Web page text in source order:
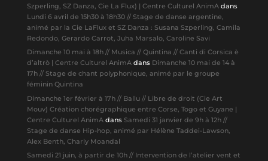
Szperling, SZ Danza, Cie La Flux) | Centre Culturel AnimAdans
Lundi 6 avril de 15h30 à 18h30 // Stage de danse argentine,
animé par la Cie LaFlux et SZ Danza : Susana Szperling, Camila
Redondo, Gerardo Carrot, Juha Marsalo, Caroline Savi
Dimanche 10 mai à 18h // Musica // Quintina // Canti di Corsica è
d’altrò | Centre Culturel AnimAdans Dimanche 10 mai de 14 à
17h // Stage de chant polyphonique, animé par le groupe
féminin Quintina
Dimanche 1er février à 17h // Ballu // Libre de droit (Cie Art
Mouv) Création chorégraphique entre Corse, Togo et Guyane |
Centre Culturel AnimAdans Samedi 31 janvier de 9h à 12h //
Stage de danse Hip-hop, animé par Hélène Taddei-Lawson,
Alex Benth, Charly Moandal
Samedi 21 juin, à partir de 10h // Intervention de l’atelier vent et